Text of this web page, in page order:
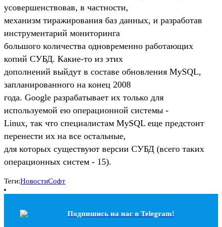
усовершенствовав, в частности,
механизм тиражирования баз данных, и разработав
инструментарий мониторинга
большого количества одновременно работающих
копий СУБД. Какие-то из этих
дополнений выйдут в составе обновления MySQL,
запланированного на конец 2008
года. Google разрабатывает их только для
используемой ею операционной системы -
Linux, так что специалистам MySQL еще предстоит
перенести их на все остальные,
для которых существуют версии СУБД (всего таких
операционных систем - 15).
Теги:НовостиСофт
Подпишись на наc в Telegram!